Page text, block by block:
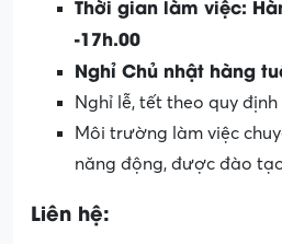
Thời gian làm việc:
-17h.00
Nghỉ Chủ nhật hàng
Nghỉ lễ, tết theo quy định
Môi trường làm việc
năng động, được đào
Liên hệ: